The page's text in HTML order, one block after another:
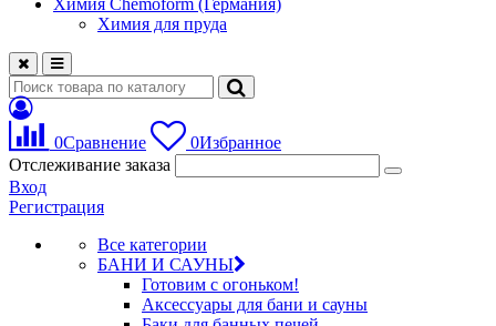
Химия Chemoform (Германия)
Химия для пруда
0Сравнение 0Избранное
Отслеживание заказа
Вход
Регистрация
Все категории
БАНИ И САУНЫ
Готовим с огоньком!
Аксессуары для бани и сауны